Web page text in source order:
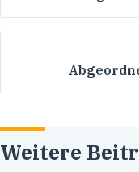
Weitere